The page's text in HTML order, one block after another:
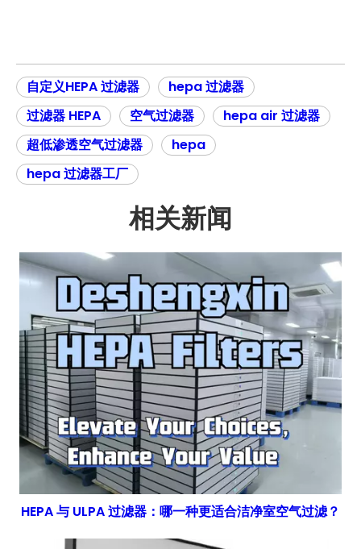
自定义HEPA 过滤器
hepa 过滤器
过滤器 HEPA
空气过滤器
hepa air 过滤器
超低渗透空气过滤器
hepa
hepa 过滤器工厂
相关新闻
HEPA 与 ULPA 过滤器：哪一种更适合洁净室空气过滤？